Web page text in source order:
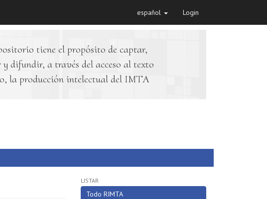
español Login
tiene el propósito de captar,
y difundir, a través del acceso al texto
la producción intelectual del IMTA
LISTAR
Todo RIMTA